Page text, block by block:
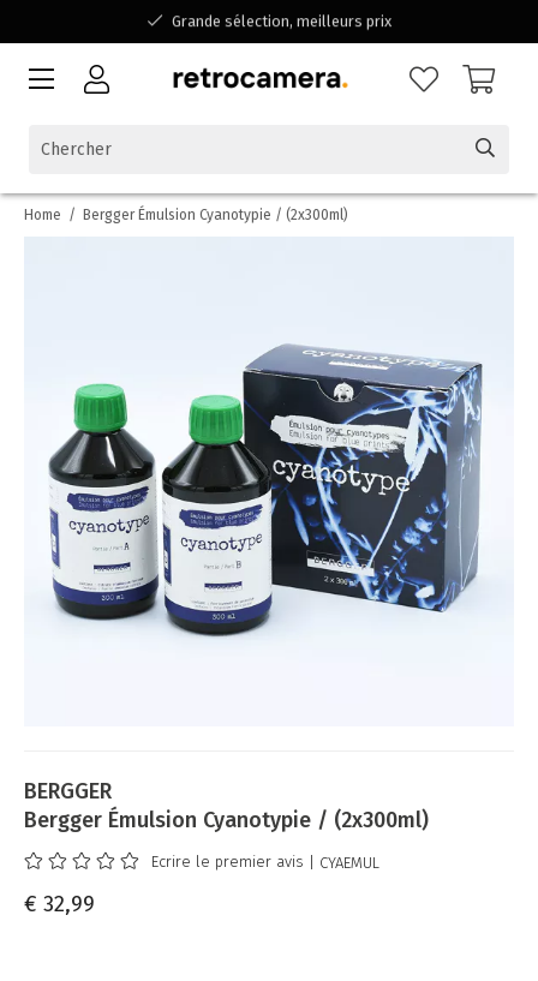
Grande sélection, meilleurs prix
Disponible pour toutes vos questions
Home / Bergger Émulsion Cyanotypie / (2x300ml)
BERGGER
Bergger Émulsion Cyanotypie / (2x300ml)
Ecrire le premier avis | CYAEMUL
€ 32,99